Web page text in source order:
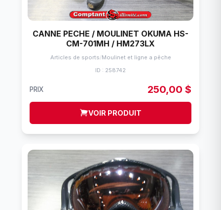
CANNE PECHE / MOULINET OKUMA HS-
CM-701MH / HM273LX
Articles de sports/Moulinet et ligne a pêche
ID : 258742
PRIX 250,00 $
VOIR PRODUIT